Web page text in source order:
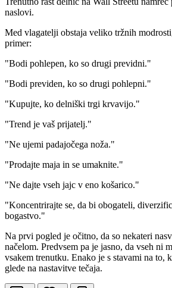
naslovi.
Med vlagatelji obstaja veliko tržnih
primer:
"Bodi pohlepen, ko so drugi previdni."
"Bodi previden, ko so drugi pohlepni."
"Kupujte, ko delniški trgi krvavijo."
"Trend je vaš prijatelj."
"Ne ujemi padajočega noža."
"Prodajte maja in se umaknite."
"Ne dajte vseh jajc v eno košarico."
"Koncentrirajte se, da bi obogateli,
bogastvo."
Na prvi pogled je očitno, da so nekateri
načelom. Predvsem pa je jasno, da vseh ni
vsakem trenutku. Enako je s stavami na to,
glede na nastavitve tečaja.